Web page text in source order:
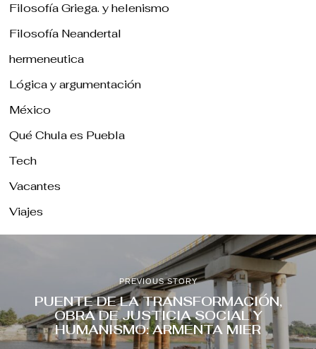
Filosofía Griega. y helenismo
Filosofía Neandertal
hermeneutica
Lógica y argumentación
México
Qué Chula es Puebla
Tech
Vacantes
Viajes
PREVIOUS STORY
PUENTE DE LA TRANSFORMACIÓN,
OBRA DE JUSTICIA SOCIAL Y
HUMANISMO: ARMENTA MIER